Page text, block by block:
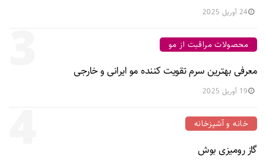
24 آوریل 2025
محصولات مراقبت از مو
معرفی بهترین سرم تقویت کننده مو ایرانی و خارجی
19 آوریل 2025
خانه و آشپزخانه
گاز رومیزی بوش